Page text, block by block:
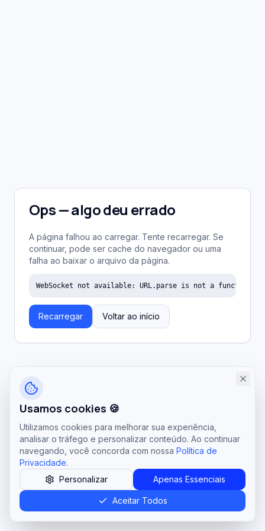
Ops — algo deu errado
A página falhou ao carregar. Tente recarregar. Se
continuar, pode ser cache do navegador ou uma
falha ao baixar o arquivo da página.
WebSocket not available: URL.parse is not a function
Recarregar Voltar ao início
Usamos cookies 🍪
Utilizamos cookies para melhorar sua experiência,
analisar o tráfego e personalizar conteúdo. Ao continuar
navegando, você concorda com nossa Política de
Privacidade.
Personalizar
Apenas Essenciais
Aceitar Todos